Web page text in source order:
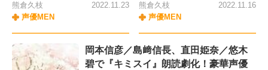
熊倉久枝
声優MEN
2022.11.23
熊倉久枝
声優MEN
2022.11.16
岡本信彦／島﨑信長、直田姫奈／悠木
碧で『キミスイ』朗読劇化！豪華声優